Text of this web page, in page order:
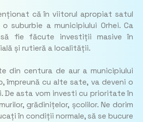
că în viitorul apropiat satul
suburbie a municipiului Orhei. Ca
să fie făcute investiții masive în
și rutieră a localității.
din centura de aur a municipiului
împreună cu alte sate, va deveni o
De asta vom investi cu prioritate în
grădinițelor, școlilor. Ne dorim
în condiții normale, să se bucure